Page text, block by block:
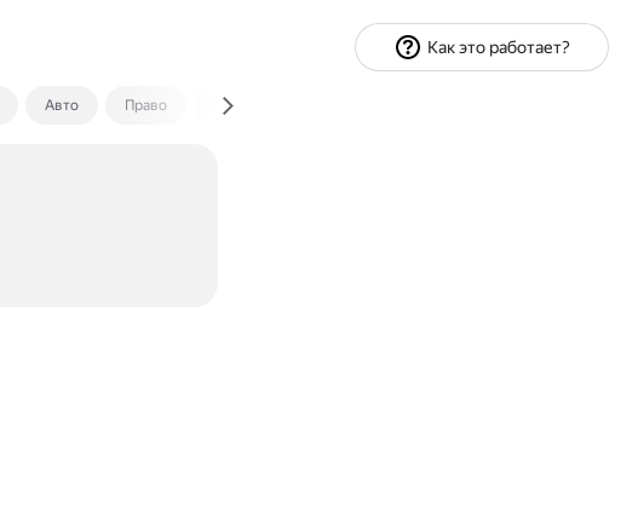
Авто Право Экономика и финансы
Как это работает?